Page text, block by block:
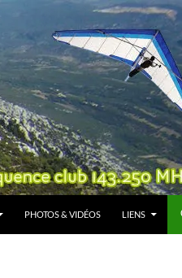
PHOTOS & VIDÉOS LIENS